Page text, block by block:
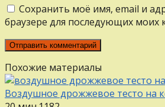
Сохранить моё имя, email и
браузере для последующих моих
Похожие материалы
Воздушное дрожжевое тесто на